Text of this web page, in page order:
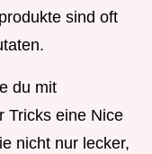
sind oft
du mit
Tricks eine Nice
nicht nur lecker,